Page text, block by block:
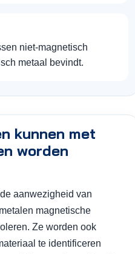
niet-magnetisch
metaal bevindt.
kunnen met
worden
aanwezigheid van
magnetische
Ze worden ook
te identificeren